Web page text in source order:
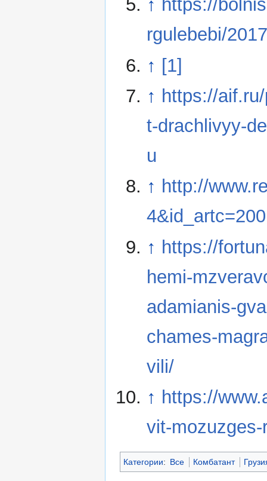
↑ https://
rgulebebi/
↑ [1]
↑ https://
t-drachlivyy-
u
↑ http://
↑ https://
hemi-
adamianis-
chames-
vili/
↑ https://
vit-
Категории: Все Комбатант